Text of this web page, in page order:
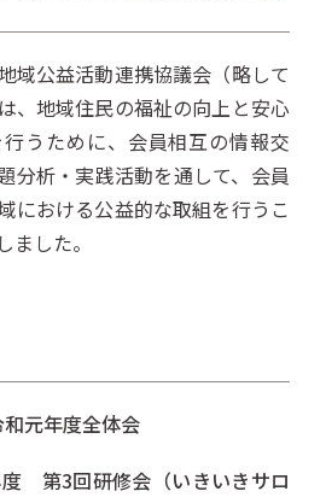
域公益活動連携協議会（略して
、地域住民の福祉の向上と安心
うために、会員相互の情報交
分析・実践活動を通して、会員
における公益的な取組を行うこ
ました。
元年度全体会
第3回研修会（いきいきサロ